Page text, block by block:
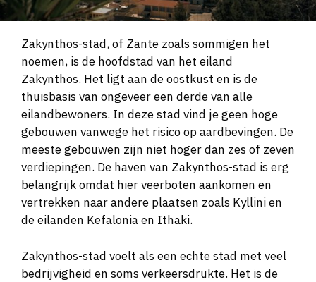
Zakynthos-stad, of Zante zoals sommigen het
noemen, is de hoofdstad van het eiland
Zakynthos. Het ligt aan de oostkust en is de
thuisbasis van ongeveer een derde van alle
eilandbewoners. In deze stad vind je geen hoge
gebouwen vanwege het risico op aardbevingen. De
meeste gebouwen zijn niet hoger dan zes of zeven
verdiepingen. De haven van Zakynthos-stad is erg
belangrijk omdat hier veerboten aankomen en
vertrekken naar andere plaatsen zoals Kyllini en
de eilanden Kefalonia en Ithaki.
Zakynthos-stad voelt als een echte stad met veel
bedrijvigheid en soms verkeersdrukte. Het is de